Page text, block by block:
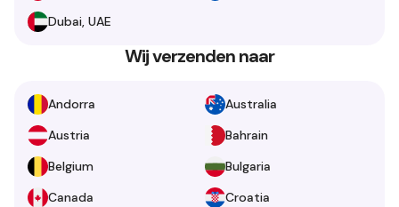
Dubai, UAE
Wij verzenden naar
Andorra
Australia
Austria
Bahrain
Belgium
Bulgaria
Canada
Croatia